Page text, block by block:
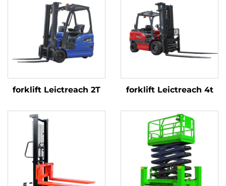
forklift Leictreach 2T forklift Leictreach 4t